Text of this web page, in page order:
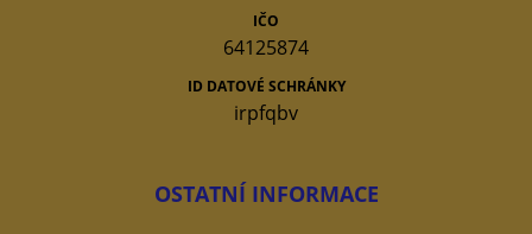
IČO
64125874
ID DATOVÉ SCHRÁNKY
irpfqbv
OSTATNÍ INFORMACE